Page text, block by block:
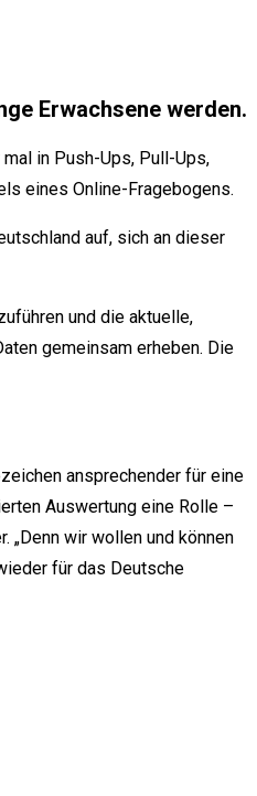
Erwachsene werden.
in Push-Ups, Pull-Ups,
eines Online-Fragebogens.
auf, sich an dieser
und die aktuelle,
gemeinsam erheben. Die
ansprechender für eine
Auswertung eine Rolle –
wir wollen und können
für das Deutsche